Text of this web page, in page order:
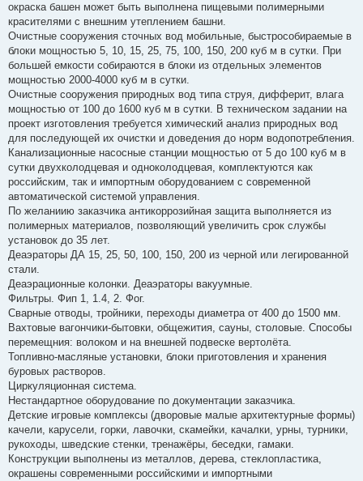
окраска башен может быть выполнена пищевыми полимерными
красителями с внешним утеплением башни.
Очистные сооружения сточных вод мобильные, быстрособираемые в
блоки мощностью 5, 10, 15, 25, 75, 100, 150, 200 куб м в сутки. При
большей емкости собираются в блоки из отдельных элементов
мощностью 2000-4000 куб м в сутки.
Очистные сооружения природных вод типа струя, дифферит, влага
мощностью от 100 до 1600 куб м в сутки. В техническом задании на
проект изготовления требуется химический анализ природных вод
для последующей их очистки и доведения до норм водопотребления.
Канализационные насосные станции мощностью от 5 до 100 куб м в
сутки двухколодцевая и одноколодцевая, комплектуются как
российским, так и импортным оборудованием с современной
автоматической системой управления.
По желаниию заказчика антикоррозийная защита выполняется из
полимерных материалов, позволяющий увеличить срок службы
установок до 35 лет.
Деаэраторы ДА 15, 25, 50, 100, 150, 200 из черной или легированной
стали.
Деаэрационные колонки. Деаэраторы вакуумные.
Фильтры. Фип 1, 1.4, 2. Фог.
Сварные отводы, тройники, переходы диаметра от 400 до 1500 мм.
Вахтовые вагончики-бытовки, общежития, сауны, столовые. Способы
перемещния: волоком и на внешней подвеске вертолёта.
Топливно-масляные установки, блоки приготовления и хранения
буровых растворов.
Циркуляционная система.
Нестандартное оборудование по документации заказчика.
Детские игровые комплексы (дворовые малые архитектурные формы)
качели, карусели, горки, лавочки, скамейки, качалки, урны, турники,
рукоходы, шведские стенки, тренажёры, беседки, гамаки.
Конструкции выполнены из металлов, дерева, стеклопластика,
окрашены современными российскими и импортными